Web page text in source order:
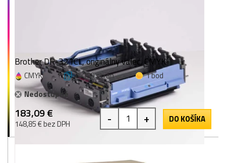
Brother DR-321CL, originálny valec, CMYK
CMYK 25000 strán
1 bod
Nedostupné
183,09 €
148,85 € bez DPH - + DO KOŠÍKA